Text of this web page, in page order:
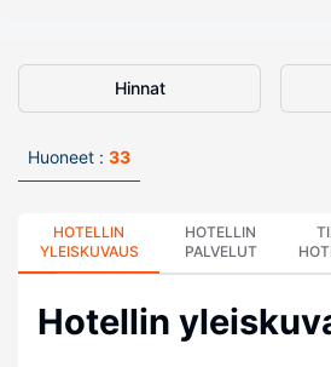
Hinnat
Huoneet : 33
HOTELLIN
YLEISKUVAUS
HOTELLIN
PALVELUT
Hotellin